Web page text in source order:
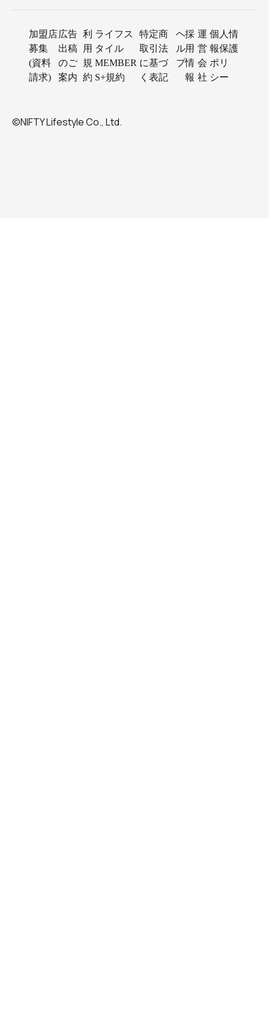
加盟店
募集
(資料
請求)
広告
出稿
のご
案内
利
用
規
約
ライフス
タイル
MEMBER
S+規約
特定商
取引法
に基づ
く表記
ヘ
ル
プ
採
用
情
報
運
営
会
社
個人情
報保護
ポリ
シー
©NIFTY Lifestyle Co., Ltd.